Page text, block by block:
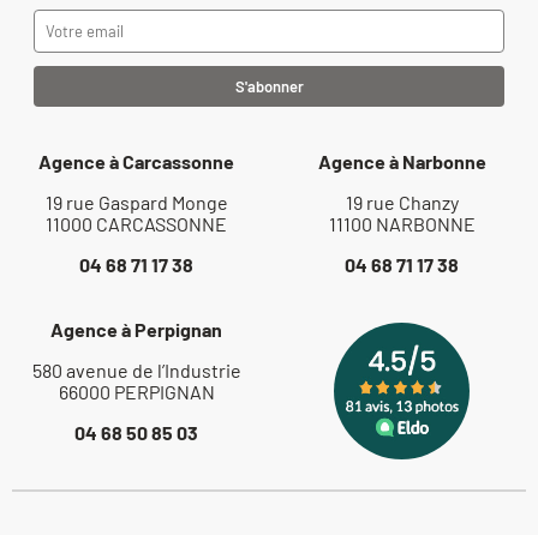
Agence à Carcassonne
19 rue Gaspard Monge
11000 CARCASSONNE
04 68 71 17 38
Agence à Narbonne
19 rue Chanzy
11100 NARBONNE
04 68 71 17 38
Agence à Perpignan
580 avenue de l’Industrie
66000 PERPIGNAN
04 68 50 85 03